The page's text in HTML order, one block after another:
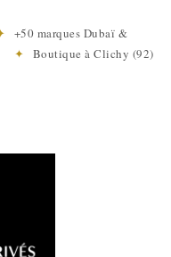
+50 marques Dubaï &
✦ Boutique à Clichy (92)